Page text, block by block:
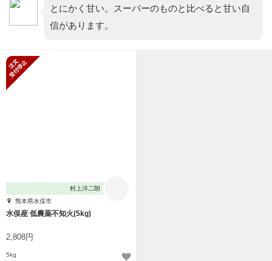
とにかく甘い。スーパーのものと比べると甘い自
信があります。
村上洋二朗
熊本県水俣市
水俣産 低農薬不知火(5kg)
2,808円
5kg